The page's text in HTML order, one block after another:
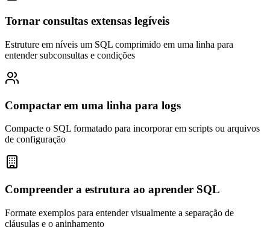
Tornar consultas extensas legíveis
Estruture em níveis um SQL comprimido em uma linha para
entender subconsultas e condições
Compactar em uma linha para logs
Compacte o SQL formatado para incorporar em scripts ou arquivos
de configuração
Compreender a estrutura ao aprender SQL
Formate exemplos para entender visualmente a separação de
cláusulas e o aninhamento